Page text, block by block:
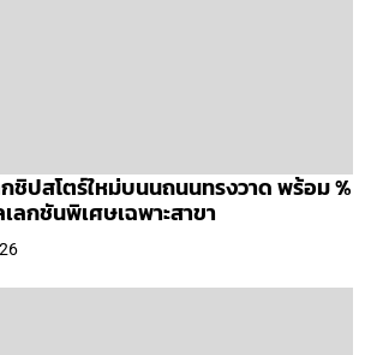
ชิปสโตร์ใหม่บนนถนนทรงวาด พร้อม %
ลกชันพิเศษเฉพาะสาขา